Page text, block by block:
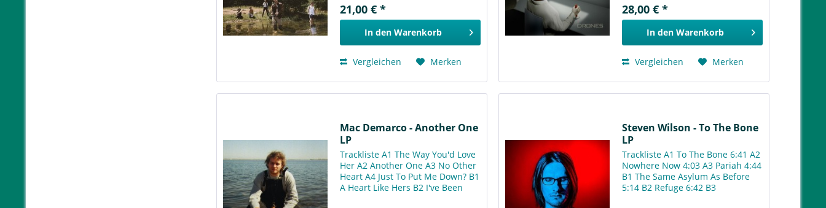
Sterne B5 Andi Und Die
Spanischen Frauen B6...
21,00 € *
In den Warenkorb
Vergleichen Merken
Globalist 10:07 D2 Drones 2:49
28,00 € *
In den Warenkorb
Vergleichen Merken
Mac Demarco - Another One
LP
Trackliste A1 The Way You'd Love
Her A2 Another One A3 No Other
Heart A4 Just To Put Me Down? B1
A Heart Like Hers B2 I've Been
Steven Wilson ‎- To The Bone
LP
Trackliste A1 To The Bone 6:41 A2
Nowhere Now 4:03 A3 Pariah 4:44
B1 The Same Asylum As Before
5:14 B2 Refuge 6:42 B3